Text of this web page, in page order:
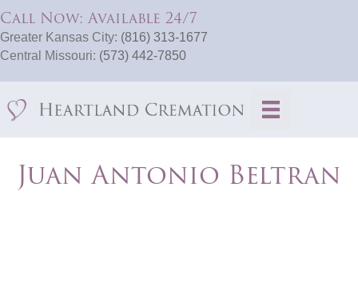
Call Now: Available 24/7
Greater Kansas City: (816) 313-1677
Central Missouri: (573) 442-7850
Juan Antonio Beltran